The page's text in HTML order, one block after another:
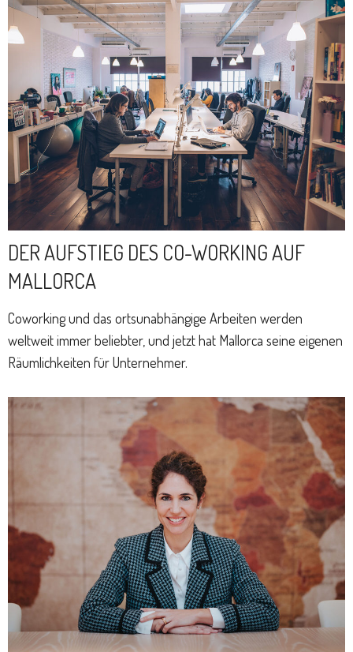
DER AUFSTIEG DES CO-WORKING AUF
MALLORCA
Coworking und das ortsunabhängige Arbeiten werden
weltweit immer beliebter, und jetzt hat Mallorca seine eigenen
Räumlichkeiten für Unternehmer.